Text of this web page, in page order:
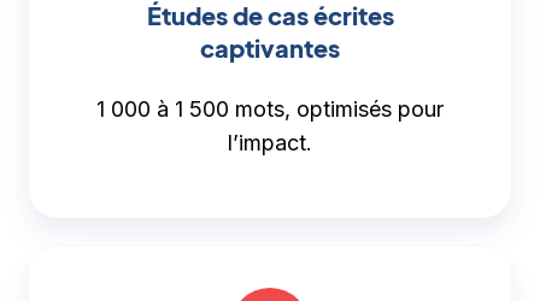
Études de cas écrites
captivantes
1 000 à 1 500 mots, optimisés pour
l’impact.